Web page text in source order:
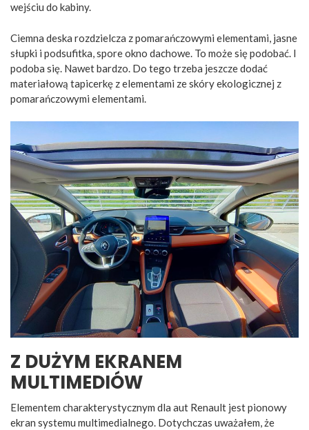
wejściu do kabiny.
Ciemna deska rozdzielcza z pomarańczowymi elementami, jasne
słupki i podsufitka, spore okno dachowe. To może się podobać. I
podoba się. Nawet bardzo. Do tego trzeba jeszcze dodać
materiałową tapicerkę z elementami ze skóry ekologicznej z
pomarańczowymi elementami.
Z DUŻYM EKRANEM
MULTIMEDIÓW
Elementem charakterystycznym dla aut Renault jest pionowy
ekran systemu multimedialnego. Dotychczas uważałem, że